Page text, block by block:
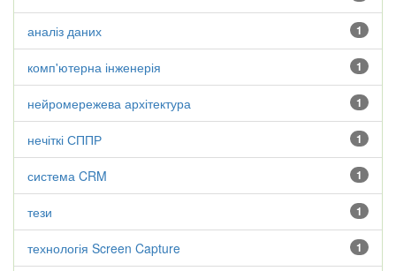
1
аналіз даних
1
комп'ютерна інженерія
1
нейромережева архітектура
1
нечіткі СППР
1
система CRM
1
тези
1
технологія Screen Capture